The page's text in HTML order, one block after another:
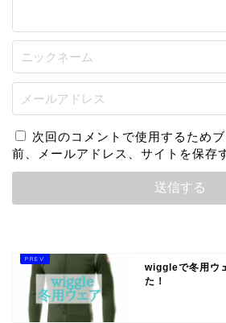
次回のコメントで使用するため
前、メールアドレス、サイトを保存
wiggleで冬用ウ
た！